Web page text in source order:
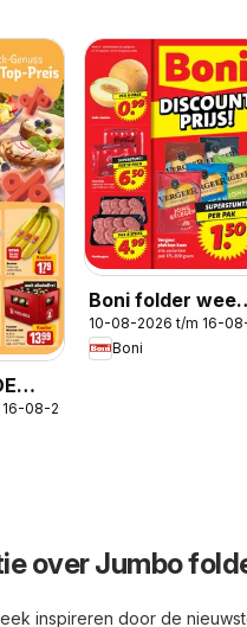
08-2026
Boni folder week
33
10-08-2026 t/m 16-
Boni
over Jumbo
inspireren door de